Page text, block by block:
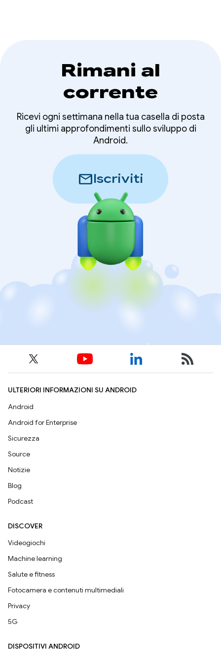
Rimani al
corrente
Ricevi ogni settimana nella tua casella di posta
gli ultimi approfondimenti sullo sviluppo di
Android.
mailIscriviti
ULTERIORI INFORMAZIONI SU ANDROID
Android
Android for Enterprise
Sicurezza
Source
Notizie
Blog
Podcast
DISCOVER
Videogiochi
Machine learning
Salute e fitness
Fotocamera e contenuti multimediali
Privacy
5G
DISPOSITIVI ANDROID